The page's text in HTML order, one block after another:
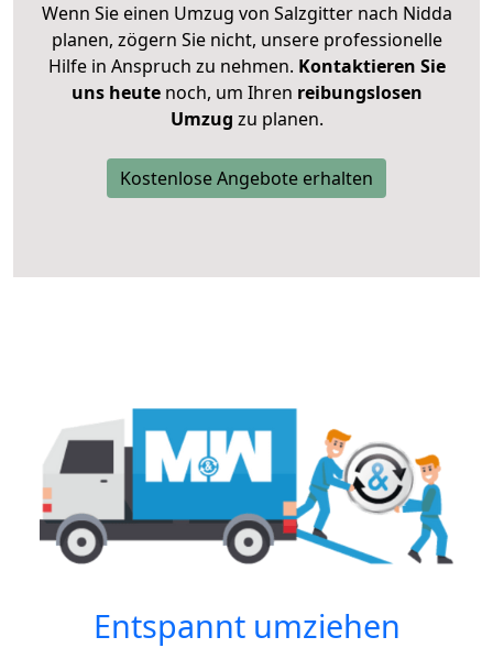
Wenn Sie einen Umzug von Salzgitter nach Nidda
planen, zögern Sie nicht, unsere professionelle
Hilfe in Anspruch zu nehmen. Kontaktieren Sie
uns heutenoch, um Ihren reibungslosen
Umzug zu planen.
Kostenlose Angebote erhalten
Entspannt umziehen